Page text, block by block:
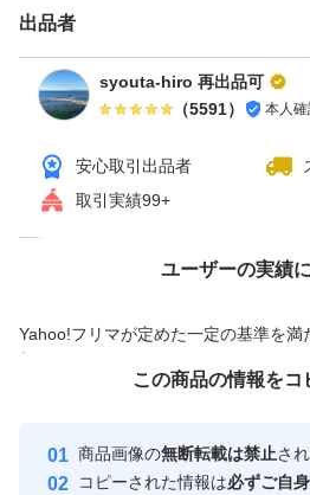
出品者
syouta-hiro 再出品可
（5591） 本人
安心取引出品者
取引実績99+
ユーザーの実績
Yahoo!フリマが定めた一定の基準を満
付与しています
安心取引出品者
心・
価格の相談
この商品の情報をコ
商品画像の無断転載は禁止さ
コピーされた情報は必ずご自
この商品をみている人にオススメ